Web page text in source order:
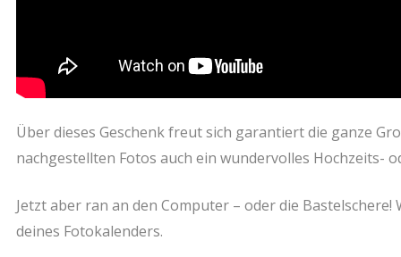
Über dieses Geschenk freut sich garantiert die ganze
nachgestellten Fotos auch ein wundervolles Hochzeits-
Jetzt aber ran an den Computer – oder die
deines Fotokalenders.